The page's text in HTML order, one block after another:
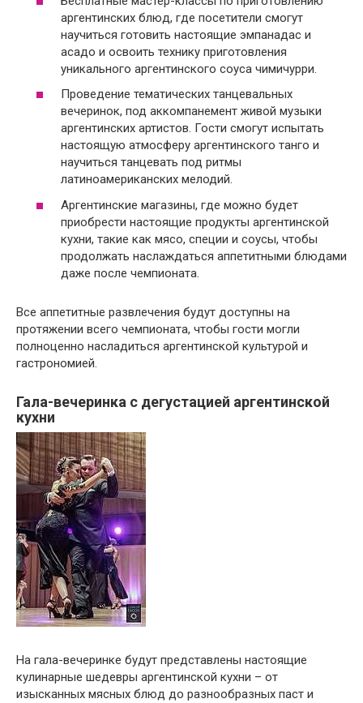
аргентинских блюд, где посетители смогут
научиться готовить настоящие эмпанадас и
асадо и освоить технику приготовления
уникального аргентинского соуса чимичурри.
Проведение тематических танцевальных
вечеринок, под аккомпанемент живой музыки
аргентинских артистов. Гости смогут испытать
настоящую атмосферу аргентинского танго и
научиться танцевать под ритмы
латиноамериканских мелодий.
Аргентинские магазины, где можно будет
приобрести настоящие продукты аргентинской
кухни, такие как мясо, специи и соусы, чтобы
продолжать наслаждаться аппетитными блюдами
даже после чемпионата.
Все аппетитные развлечения будут доступны на
протяжении всего чемпионата, чтобы гости могли
полноценно насладиться аргентинской культурой и
гастрономией.
Гала-вечеринка с дегустацией аргентинской
кухни
На гала-вечеринке будут представлены настоящие
кулинарные шедевры аргентинской кухни – от
изысканных мясных блюд до разнообразных паст и